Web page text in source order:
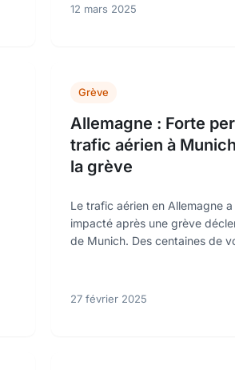
12 mars 2025
Grève
Allemagne : Forte
trafic aérien à
la grève
Le trafic aérien en Allemagne
impacté après une grève
de Munich. Des centaines de
27 février 2025